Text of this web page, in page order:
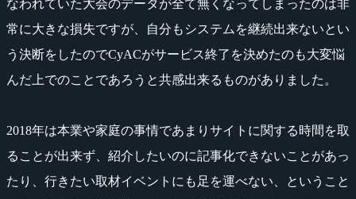
なわれていた大会のデータが全て無くなってしまったのは非
常に大きな損失ですが、自分もシステムを継続出来ないとい
う決断をしたのでCyACがサービス終了を決めたのも大変悩
んだ上でのことであろうと共感出来るものがありました。
2018年は本業や家庭の事情であまりサイトに関する時間を取
ることが出来ず、紹介したいのに記事化できないことがあっ
たり、行きたい取材イベントにも足を運べない、ということ